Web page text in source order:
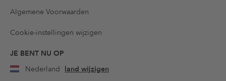
Algemene Voorwaarden
Cookie-instellingen wijzigen
JE BENT NU OP
Nederland land wijzigen